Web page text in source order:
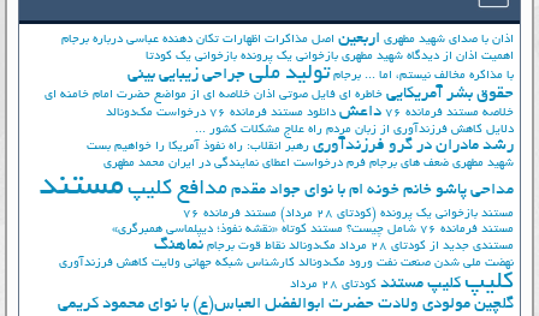
اذان با صدای شهید مطهری اربعین اصل مذاکرات اظهارات تکان دهنده عباسی درباره برجام
اهمیت اذان از دیدگاه شهید مطهری بازخوانی یک پرونده بازخوانی یک کودتا
با مذاکره مخالف نیستم، اما ... برجام تولید ملی جراحی زیبایی بینی
حقوق بشر آمریکایی خاطره ای فایل صوتی اذان خلاصه ای از مواضع حضرت امام خامنه ای
خلاصه مستند فرمانده 76
داعش دانلود مستند فرمانده 76
درخواست مک‌دونالد
دلایل کاهش فرزندآوری از زبان مردم راه علاج مشکلات کشور ...
رشد مادران در گرو فرزندآوری رهبر انقلاب: راه نفوذ آمریکا را خواهیم بست
شهید مطهری ضعف های برجام فرم درخواست اعطای نمایندگی در ایران محمد مطهری
مداحی پاشو خانم خونه ام با نوای جواد مقدم مدافع کلیپ مستند
مستند بازخوانی یک پرونده (کودتای 28 مرداد)
مستند فرمانده 76
مستند فرمانده 76 شامل چیست؟
مستند کوتاه «نقشه نفوذ؛ دیپلماسی همبرگری»
مستندی جدید از کودتای 28 مرداد
مک‌دونالد نقاط قوت برجام نماهنگ
نهضت ملي شدن صنعت نفت ورود مک‌دونالد کارشناس شبکه جهانی ولایت کاهش فرزندآوری
کلیپ کلیپ مستند کودتای 28 مرداد
گلچین مولودی ولادت حضرت ابوالفضل العباس(ع) با نوای محمود کریمی